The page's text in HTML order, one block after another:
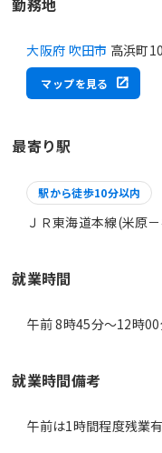
勤務地
大阪府 吹田市 高浜町
マップを見る
最寄り駅
駅から徒歩10分以内
ＪＲ東海道本線(米原
就業時間
午前 8時45分〜12時
就業時間備考